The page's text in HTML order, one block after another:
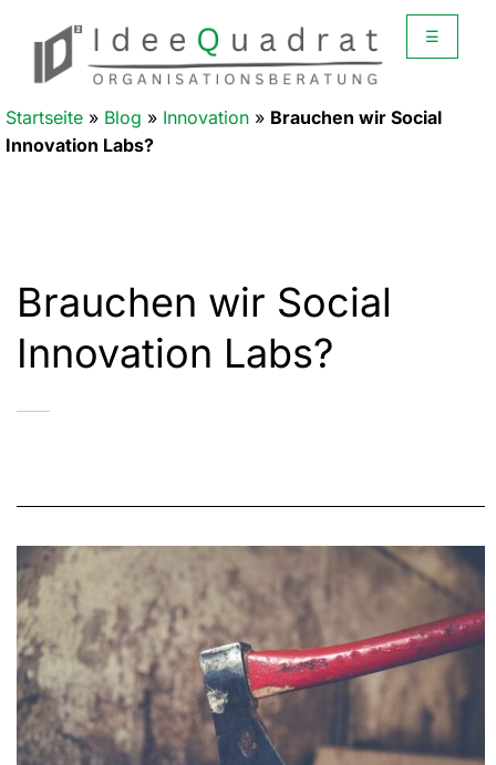
☰
Startseite » Blog » Innovation » Brauchen wir Social
Innovation Labs?
Brauchen wir Social
Innovation Labs?